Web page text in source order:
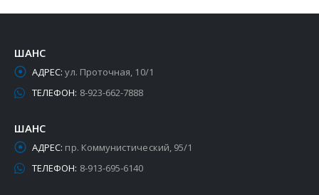
ШАНС
АДРЕС: ул. Проточная, 10/1
ТЕЛЕФОН: 8-923-662-7888
ШАНС
АДРЕС: пр. Коммунистический, 95/1
ТЕЛЕФОН: 8-913-695-6140